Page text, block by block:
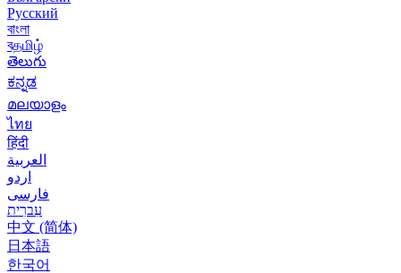
Русский
বাংলা
বதமிழ்
తెలుగు
ಕನ್ನಡ
മലയാളം
ไทย
हिंदी
العربية
اردو
فارسی
עִברִית
中文 (简体)
日本語
한국어